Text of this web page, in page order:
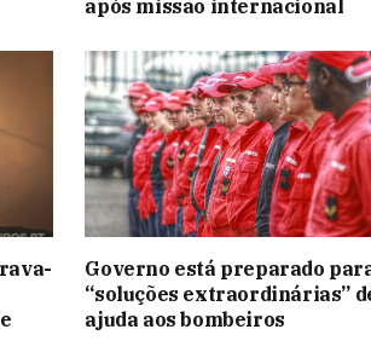
após missão internacional
Governo está preparado
“soluções extraordinárias”
ajuda aos bombeiros